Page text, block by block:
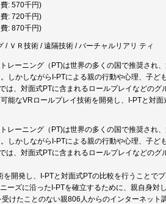
: 570千円)
: 720千円)
: 870千円)
ＶＲ技術 / 遠隔技術 / バーチャルリアリ ティ
レーニング（PT)は世界の多くの国で推奨され
しかしながらI-PTによる親の行動や心理、子ど
は、対面式PTに含まれるロールプレイなどの
能なVRロールプレイ技術を開発し、I-PTと対
レーニング（PT)は世界の多くの国で推奨され
しかしながらI-PTによる親の行動や心理、子ど
は、対面式PTに含まれるロールプレイなどの
開発し、I-PTと対面式PTの比較を行うことで
ーズに沿ったI-PTを確立するために、親自身対
けたことのない親806人からのインターネット